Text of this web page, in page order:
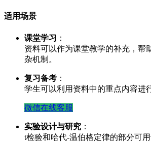
适用场景
课堂学习 ：
资料可以作为课堂教学的补充，帮
杂机制。
复习备考 ：
学生可以利用资料中的重点内容进
微信在线客服
实验设计与研究 ：
t检验和哈代-温伯格定律的部分可